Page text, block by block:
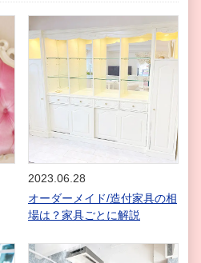
2023.06.28
オーダーメイド/造付家具の相
場は？家具ごとに解説